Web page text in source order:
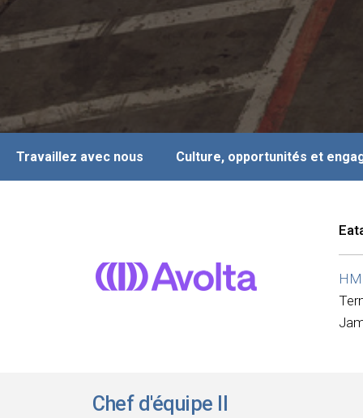
Travaillez avec nous Culture, opportunités et
Chef d'équipe II